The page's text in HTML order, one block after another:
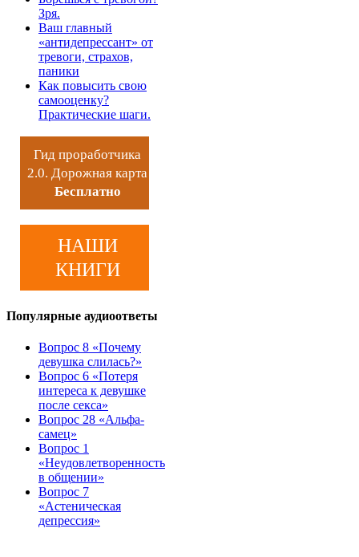
Зря.
Ваш главный
«антидепрессант» от
тревоги, страхов,
паники
Как повысить свою
самооценку?
Практические шаги.
Гид проработчика
2.0. Дорожная карта
Бесплатно
НАШИ
КНИГИ
Популярные аудиоответы
Вопрос 8 «Почему
девушка слилась?»
Вопрос 6 «Потеря
интереса к девушке
после секса»
Вопрос 28 «Альфа-
самец»
Вопрос 1
«Неудовлетворенность
в общении»
Вопрос 7
«Астеническая
депрессия»